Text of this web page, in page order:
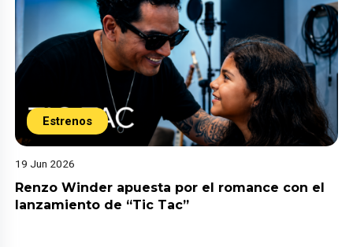
Estrenos
19 Jun 2026
Renzo Winder apuesta por el romance con el
lanzamiento de “Tic Tac”